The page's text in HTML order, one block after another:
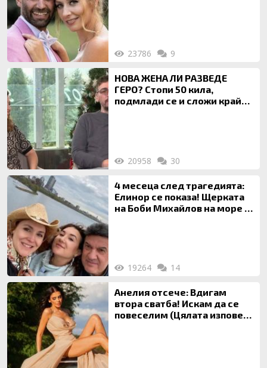
23786 9
НОВА ЖЕНА ЛИ РАЗВЕДЕ
ГЕРО? Стопи 50 кила,
подмлади се и сложи край
20958 30
4 месеца след трагедията:
Елинор се показа! Щерката
на Боби Михайлов на море с
19264 14
Анелия отсече: Вдигам
втора сватба! Искам да се
повеселим (Цялата изповед